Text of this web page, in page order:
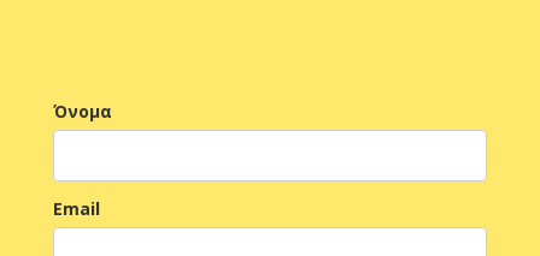
Όνομα
Email